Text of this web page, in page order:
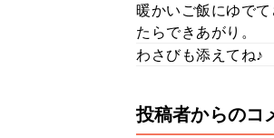
暖かいご飯にゆで
たらできあがり。
わさびも添えてね♪
投稿者からのコ